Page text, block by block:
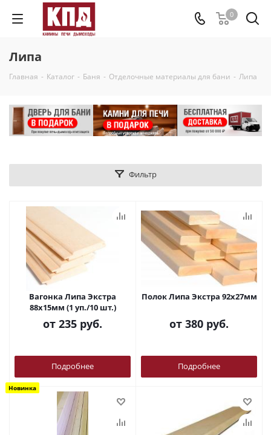
0
Липа
Главная - Каталог - Баня - Отделочные материалы для бани - Липа
Фильтр
Вагонка Липа Экстра
88х15мм (1 уп./10 шт.)
от 235 руб.
Подробнее
Полок Липа Экстра 92х27мм
от 380 руб.
Подробнее
Новинка